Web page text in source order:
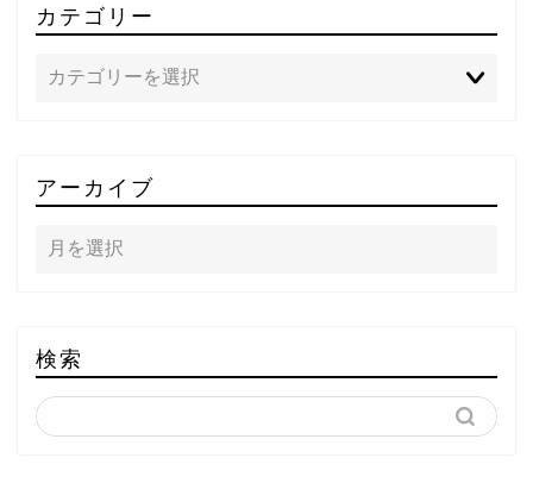
カテゴリー
アーカイブ
検索
～DA PUMP YORIの晴れ
ばれラジオ～